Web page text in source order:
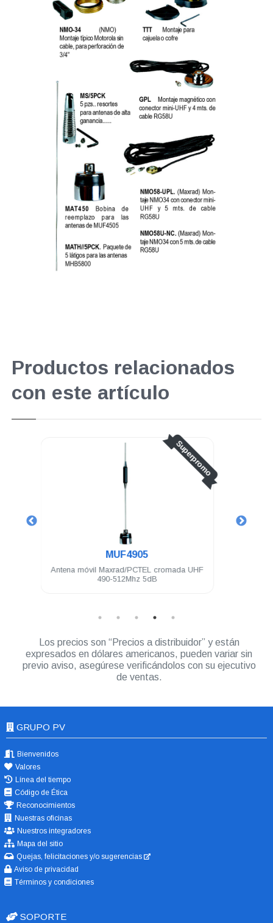
Productos relacionados
con este artículo
cromada UHF
Antena base Maxrad/PCTEL direccional
Trunking 806-866Mhz 6dB 3 elementos N
Los precios son “Precios a distribuidor” y están
expresados en dólares americanos, pueden variar sin
previo aviso, asegúrese verificándolos con su ejecutivo
de ventas.
GRUPO PV
Bienvenidos
Valores
Línea del tiempo
Código de Ética
Reconocimientos
Nuestras oficinas
Nuestros integradores
Mapa del sitio
Quejas, felicitaciones y/o sugerencias
Aviso de privacidad
Términos y condiciones
SOPORTE